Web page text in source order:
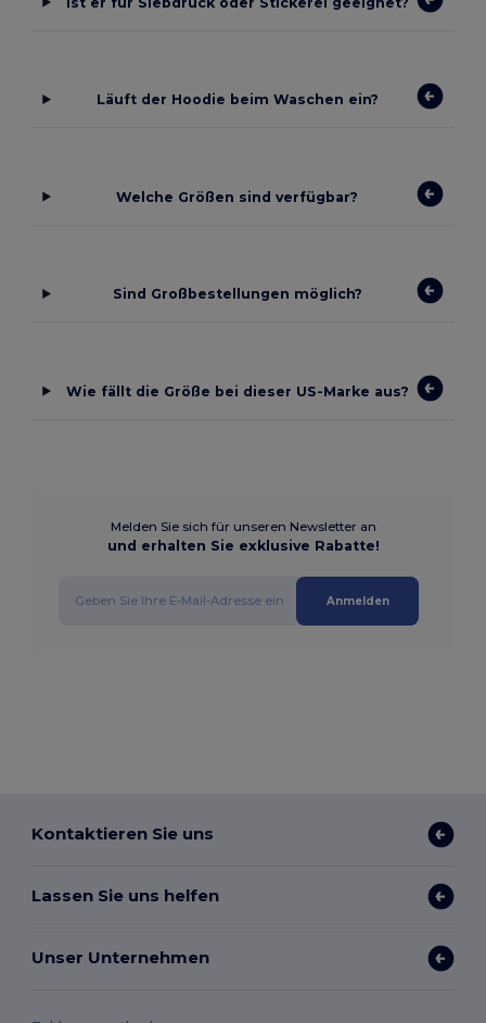
Läuft der Hoodie beim Waschen ein?
Welche Größen sind verfügbar?
Sind Großbestellungen möglich?
Wie fällt die Größe bei dieser US-Marke aus?
Melden Sie sich für unseren Newsletter an
und erhalten Sie exklusive Rabatte!
Anmelden
Kontaktieren Sie uns
Lassen Sie uns helfen
Unser Unternehmen